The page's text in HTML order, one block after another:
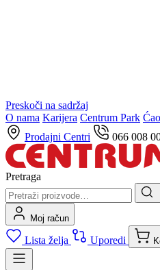
Preskoči na sadržaj
O nama Karijera Centrum Park
Prodajni Centri
066 008
Pretraga
Moj račun
Lista želja Uporedi